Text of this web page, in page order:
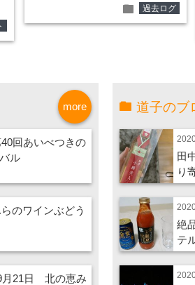
folder 過去ログ
more
回あいべつきの
ル
のワインぶどう
月21日 北の恵み
道子のブ
田
り
絶
テ